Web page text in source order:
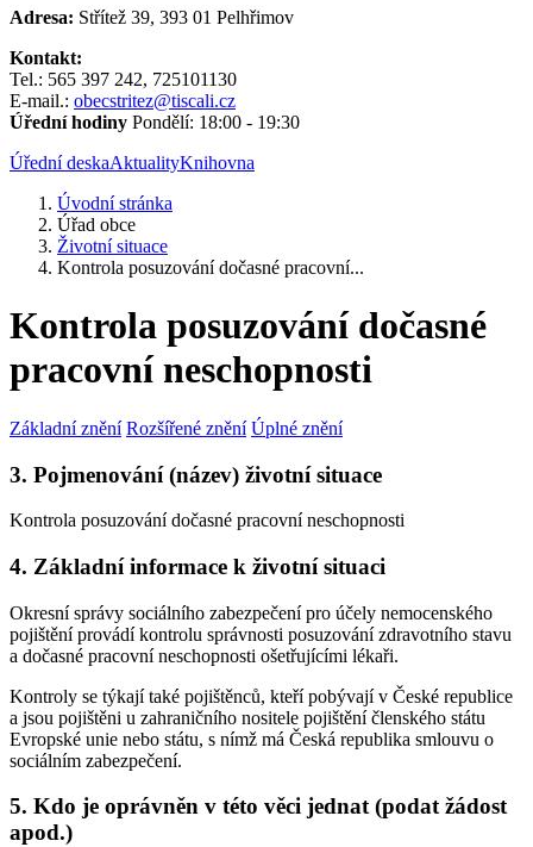
Adresa: Střítež 39, 393 01 Pelhřimov
Kontakt:
Tel.: 565 397 242, 725101130
E-mail.: obecstritez@tiscali.cz
Úřední hodiny Pondělí: 18:00 - 19:30
Úřední deskaAktualityKnihovna
Úvodní stránka
Úřad obce
Životní situace
Kontrola posuzování dočasné pracovní...
Kontrola posuzování dočasné
pracovní neschopnosti
Základní znění Rozšířené znění Úplné znění
3. Pojmenování (název) životní situace
Kontrola posuzování dočasné pracovní neschopnosti
4. Základní informace k životní situaci
Okresní správy sociálního zabezpečení pro účely nemocenského
pojištění provádí kontrolu správnosti posuzování zdravotního stavu
a dočasné pracovní neschopnosti ošetřujícími lékaři.
Kontroly se týkají také pojištěnců, kteří pobývají v České republice
a jsou pojištěni u zahraničního nositele pojištění členského státu
Evropské unie nebo státu, s nímž má Česká republika smlouvu o
sociálním zabezpečení.
5. Kdo je oprávněn v této věci jednat (podat žádost
apod.)